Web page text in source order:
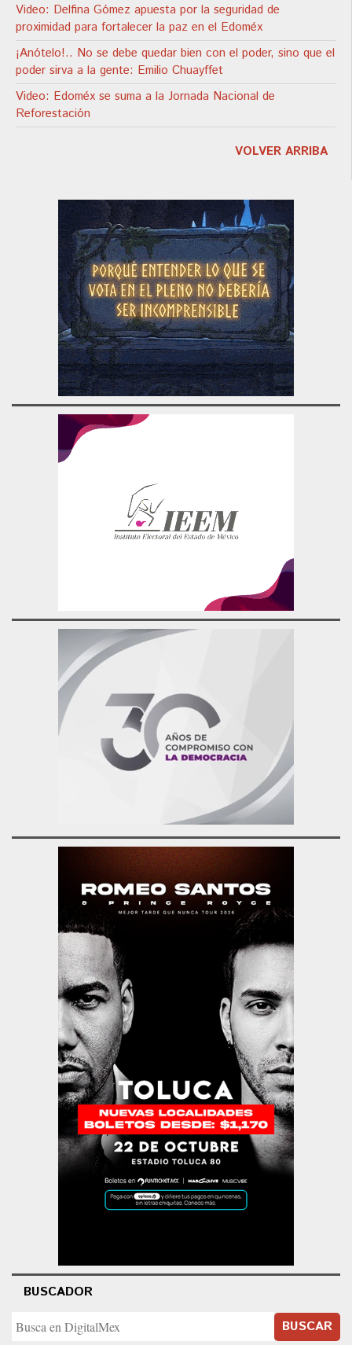
Video: Delfina Gómez apuesta por la seguridad de
proximidad para fortalecer la paz en el Edoméx
¡Anótelo!.. No se debe quedar bien con el poder, sino que el
poder sirva a la gente: Emilio Chuayffet
Video: Edoméx se suma a la Jornada Nacional de
Reforestación
VOLVER ARRIBA
BUSCADOR
BUSCAR